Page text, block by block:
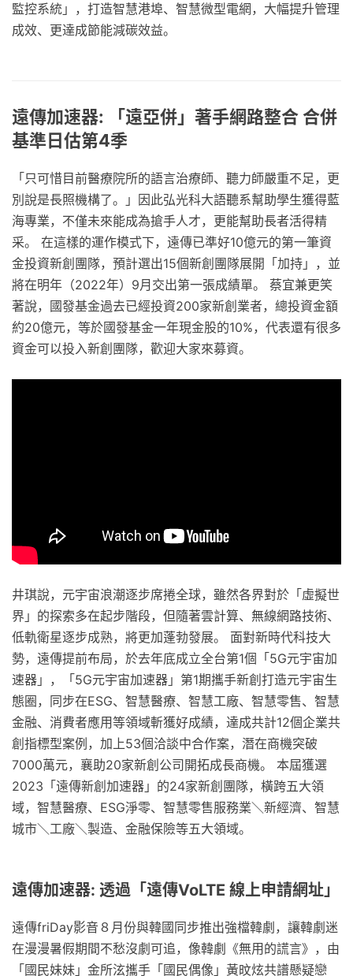
監控系統」，打造智慧港埠、智慧微型電網，大幅提升管理
成效、更達成節能減碳效益。
遠傳加速器: 「遠亞併」著手網路整合 合併
基準日估第4季
「只可惜目前醫療院所的語言治療師、聽力師嚴重不足，更
別說是長照機構了。」因此弘光科大語聽系幫助學生獲得藍
海專業，不僅未來能成為搶手人才，更能幫助長者活得精
采。 在這樣的運作模式下，遠傳已準好10億元的第一筆資
金投資新創團隊，預計選出15個新創團隊展開「加持」，並
將在明年（2022年）9月交出第一張成績單。 蔡宜兼更笑
著說，國發基金過去已經投資200家新創業者，總投資金額
約20億元，等於國發基金一年現金股的10%，代表還有很多
資金可以投入新創團隊，歡迎大家來募資。
井琪說，元宇宙浪潮逐步席捲全球，雖然各界對於「虛擬世
界」的探索多在起步階段，但隨著雲計算、無線網路技術、
低軌衛星逐步成熟，將更加蓬勃發展。 面對新時代科技大
勢，遠傳提前布局，於去年底成立全台第1個「5G元宇宙加
速器」，「5G元宇宙加速器」第1期攜手新創打造元宇宙生
態圈，同步在ESG、智慧醫療、智慧工廠、智慧零售、智慧
金融、消費者應用等領域斬獲好成績，達成共計12個企業共
創指標型案例，加上53個洽談中合作案，潛在商機突破
7000萬元，襄助20家新創公司開拓成長商機。 本屆獲選
2023「遠傳新創加速器」的24家新創團隊，橫跨五大領
域，智慧醫療、ESG淨零、智慧零售服務業＼新經濟、智慧
城市＼工廠＼製造、金融保險等五大領域。
遠傳加速器: 透過「遠傳VoLTE 線上申請網址」
遠傳friDay影音８月份與韓國同步推出強檔韓劇，讓韓劇迷
在漫漫暑假期間不愁沒劇可追，像韓劇《無用的謊言》，由
「國民妹妹」金所泫攜手「國民偶像」黃旼炫共譜懸疑戀